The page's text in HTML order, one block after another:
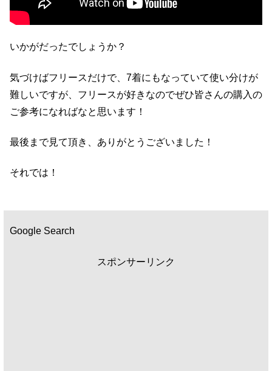
いかがだったでしょうか？
気づけばフリースだけで、7着にもなっていて使い分けが
難しいですが、フリースが好きなのでぜひ皆さんの購入の
ご参考になればなと思います！
最後まで見て頂き、ありがとうございました！
それでは！
Google Search
スポンサーリンク